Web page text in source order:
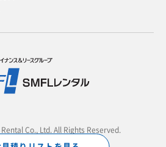
Co., Ltd. All Rights Reserved.